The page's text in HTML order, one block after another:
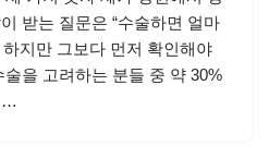
받는 질문은 “수술하면 얼마
지만 그보다 먼저 확인해야
을 고려하는 분들 중 약 30%
…